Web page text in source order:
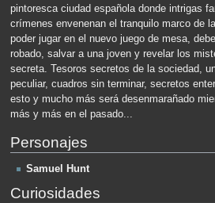
pintoresca ciudad española donde intrigas
crímenes envenenan el tranquilo marco de
poder jugar en el nuevo juego de mesa,
robado, salvar a una joven y revelar los
secreta. Tesoros secretos de la sociedad,
peculiar, cuadros sin terminar, secretos
esto y mucho más será desenmarañado
más y más en el pasado...
Personajes
Samuel Hunt
Curiosidades